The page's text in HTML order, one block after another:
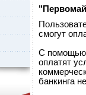
смогут
С помощью
оплатят
банкинга